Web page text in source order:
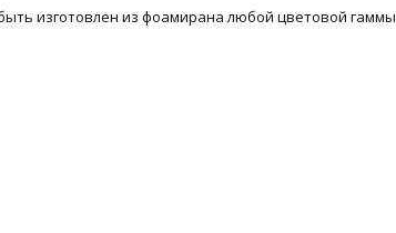
изготовлен из фоамирана любой цветовой гаммы